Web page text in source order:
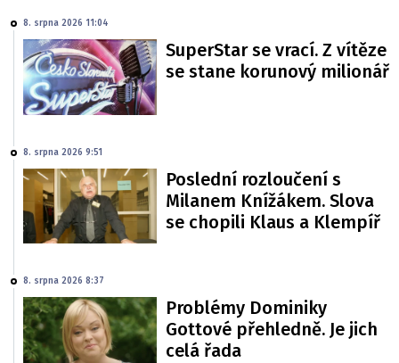
8. srpna 2026 11:04
SuperStar se vrací. Z vítěze
se stane korunový milionář
8. srpna 2026 9:51
Poslední rozloučení s
Milanem Knížákem. Slova
se chopili Klaus a Klempíř
8. srpna 2026 8:37
Problémy Dominiky
Gottové přehledně. Je jich
celá řada